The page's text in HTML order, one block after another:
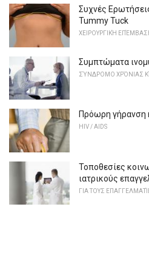
Συχνές
Tummy Tuck
ΧΕΙΡΟΥΡΓΙΚΉ
Συμπτώματα
ΣΎΝΔΡΟΜΟ ΧΡΌΝΙΑΣ
Πρόωρη γήρανση
HIV / AIDS
Τοποθεσίες
ιατρικούς
ΓΙΑ ΤΟΥΣ